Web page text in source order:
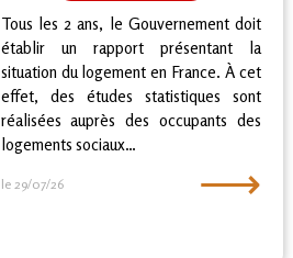
Tous les 2 ans, le Gouvernement doit
établir un rapport présentant la
situation du logement en France. À cet
effet, des études statistiques sont
réalisées auprès des occupants des
logements sociaux…
le 29/07/26 ⟶